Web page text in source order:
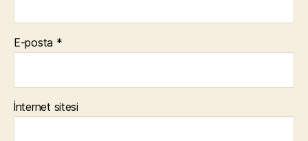
E-posta *
İnternet sitesi